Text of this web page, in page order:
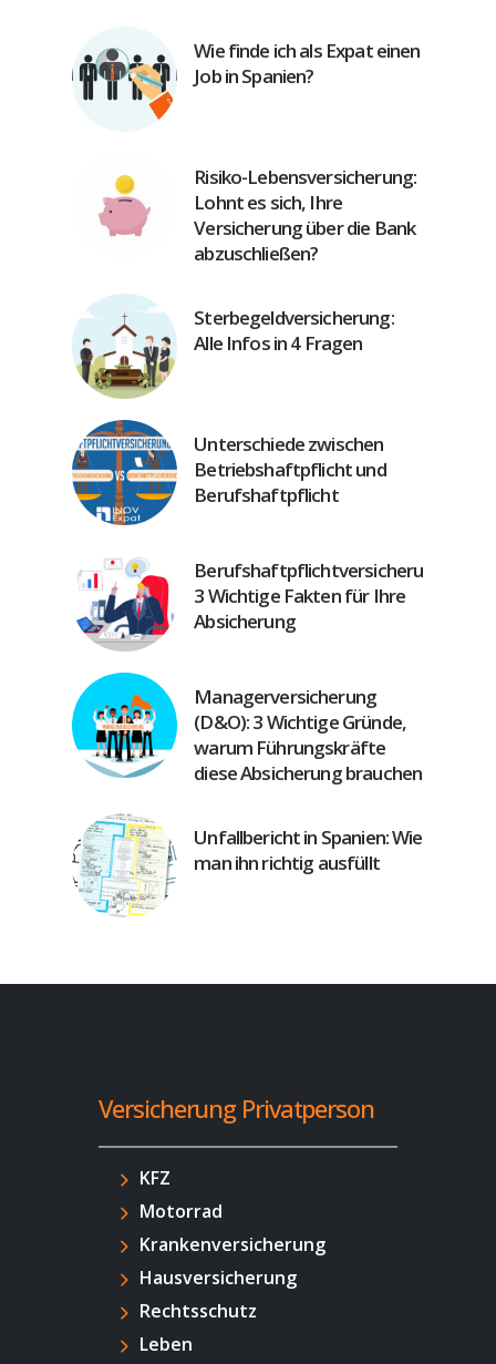
Wie finde ich als Expat einen
Job in Spanien?
Risiko-Lebensversicherung:
Lohnt es sich, Ihre
Versicherung über die Bank
abzuschließen?
Sterbegeldversicherung:
Alle Infos in 4 Fragen
Unterschiede zwischen
Betriebshaftpflicht und
Berufshaftpflicht
Berufshaftpflichtversicherung:
3 Wichtige Fakten für Ihre
Absicherung
Managerversicherung
(D&O): 3 Wichtige Gründe,
warum Führungskräfte
diese Absicherung brauchen
Unfallbericht in Spanien: Wie
man ihn richtig ausfüllt
Versicherung Privatperson
KFZ
Motorrad
Krankenversicherung
Hausversicherung
Rechtsschutz
Leben